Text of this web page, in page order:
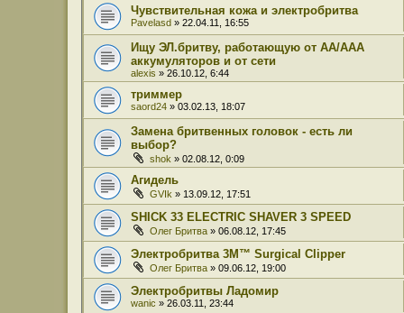
Чувствительная кожа и электробритва
Pavelasd » 22.04.11, 16:55
Ищу ЭЛ.бритву, работающую от АА/AAA
аккумуляторов и от сети
alexis » 26.10.12, 6:44
триммер
saord24 » 03.02.13, 18:07
Замена бритвенных головок - есть ли
выбор?
shok » 02.08.12, 0:09
Агидель
GVIk » 13.09.12, 17:51
SHICK 33 ELECTRIC SHAVER 3 SPEED
Олег Бритва » 06.08.12, 17:45
Электробритва 3М™ Surgical Clipper
Олег Бритва » 09.06.12, 19:00
Электробритвы Ладомир
wanic » 26.03.11, 23:44